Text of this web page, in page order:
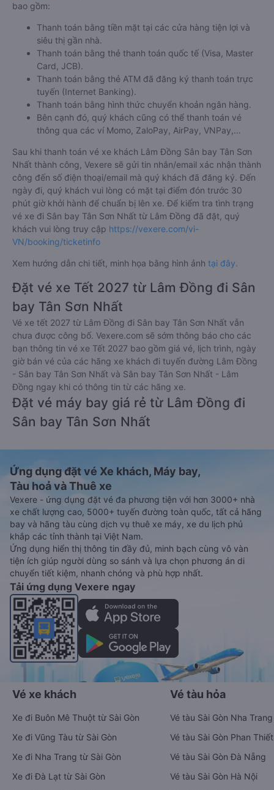
bao gồm:
Thanh toán bằng tiền mặt tại các cửa hàng tiện lợi và
siêu thị gần nhà.
Thanh toán bằng thẻ thanh toán quốc tế (Visa, Master
Card, JCB).
Thanh toán bằng thẻ ATM đã đăng ký thanh toán trực
tuyến (Internet Banking).
Thanh toán bằng hình thức chuyển khoản ngân hàng.
Bên cạnh đó, quý khách cũng có thể thanh toán vé
thông qua các ví Momo, ZaloPay, AirPay, VNPay,…
Sau khi thanh toán vé xe khách Lâm Đồng Sân bay Tân Sơn
Nhất thành công, Vexere sẽ gửi tin nhắn/email xác nhận thành
công đến số điện thoại/email mà quý khách đã đăng ký. Đến
ngày đi, quý khách vui lòng có mặt tại điểm đón trước 30
phút giờ khởi hành để chuẩn bị lên xe. Để kiểm tra tình trạng
vé xe đi Sân bay Tân Sơn Nhất từ Lâm Đồng đã đặt, quý
khách vui lòng truy cập https://vexere.com/vi-
VN/booking/ticketinfo
Xem hướng dẫn chi tiết, minh họa bằng hình ảnh tại đây.
Đặt vé xe Tết 2027 từ Lâm Đồng đi Sân
bay Tân Sơn Nhất
Vé xe tết 2027 từ Lâm Đồng đi Sân bay Tân Sơn Nhất vẫn
chưa được công bố. Vexere.com sẽ sớm thông báo cho các
bạn thông tin vé xe Tết 2027 bao gồm giá vé, lịch trình, ngày
giờ bán vé của các hãng xe khách đi tuyến đường Lâm Đồng
- Sân bay Tân Sơn Nhất và Sân bay Tân Sơn Nhất - Lâm
Đồng ngay khi có thông tin từ các hãng xe.
Đặt vé máy bay giá rẻ từ Lâm Đồng đi
Sân bay Tân Sơn Nhất
Ứng dụng đặt vé Xe khách, Máy bay,
Tàu hoả và Thuê xe
Vexere - ứng dụng đặt vé đa phương tiện với hơn 3000+ nhà
xe chất lượng cao, 5000+ tuyến đường toàn quốc, tất cả hãng
bay và hãng tàu cùng dịch vụ thuê xe máy, xe du lịch phủ
khắp các tỉnh thành tại Việt Nam.
Ứng dụng hiển thị thông tin đầy đủ, minh bạch cùng vô vàn
tiện ích giúp người dùng so sánh và lựa chọn phương án di
chuyển tiết kiệm, nhanh chóng và phù hợp nhất.
Tải ứng dụng Vexere ngay
Vé xe khách
Xe đi Buôn Mê Thuột từ Sài Gòn
Xe đi Vũng Tàu từ Sài Gòn
Xe đi Nha Trang từ Sài Gòn
Xe đi Đà Lạt từ Sài Gòn
Vé tàu hỏa
Vé tàu Sài Gòn Nha Trang
Vé tàu Sài Gòn Phan Thiết
Vé tàu Sài Gòn Đà Nẵng
Vé tàu Sài Gòn Hà Nội